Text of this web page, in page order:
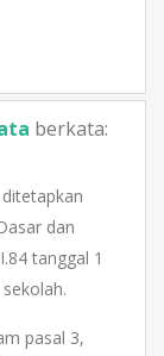
berkata:
dan
tanggal 1
pasal 3,